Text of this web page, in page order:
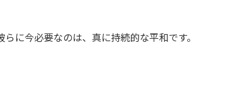
に今必要なのは、真に持続的な平和です。